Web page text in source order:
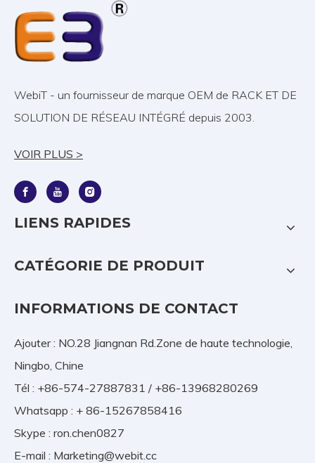
WebiT - un fournisseur de marque OEM de RACK ET DE
SOLUTION DE RÉSEAU INTÉGRÉ depuis 2003.
VOIR PLUS >
LIENS RAPIDES
CATÉGORIE DE PRODUIT
INFORMATIONS DE CONTACT
Ajouter : NO.28 Jiangnan Rd.Zone de haute technologie,
Ningbo, Chine
Tél : +86-574-27887831 / +86-13968280269
Whatsapp : + 86-15267858416
Skype : ron.chen0827
E-mail : Marketing@webit.cc